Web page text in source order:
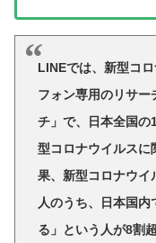
LINEでは、新型コ
フォン専用のリサ
チ」で、日本全国
型コロナウイルスに
果、新型コロナウイ
人のうち、日本国
る」という人が8割